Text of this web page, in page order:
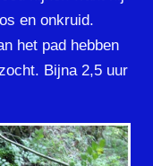
en onkruid.
het pad hebben
Bijna 2,5 uur